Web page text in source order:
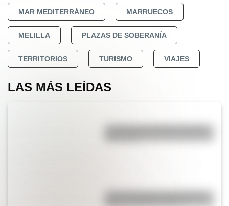
MAR MEDITERRÁNEO MARRUECOS
MELILLA PLAZAS DE SOBERANÍA
TERRITORIOS TURISMO VIAJES
LAS MÁS LEÍDAS
La vida de San Martín contada
Las 12 máximas de San Martín